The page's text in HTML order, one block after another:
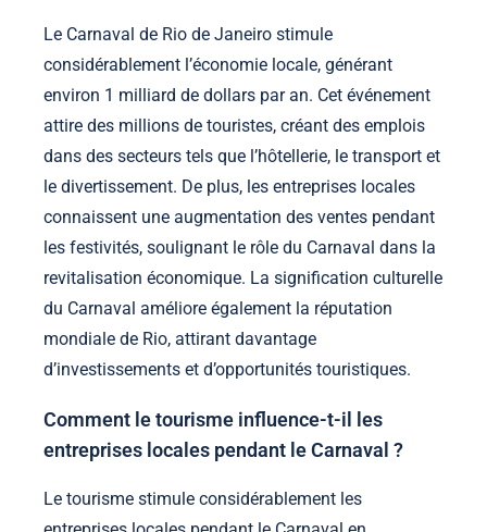
Le Carnaval de Rio de Janeiro stimule
considérablement l’économie locale, générant
environ 1 milliard de dollars par an. Cet événement
attire des millions de touristes, créant des emplois
dans des secteurs tels que l’hôtellerie, le transport et
le divertissement. De plus, les entreprises locales
connaissent une augmentation des ventes pendant
les festivités, soulignant le rôle du Carnaval dans la
revitalisation économique. La signification culturelle
du Carnaval améliore également la réputation
mondiale de Rio, attirant davantage
d’investissements et d’opportunités touristiques.
Comment le tourisme influence-t-il les
entreprises locales pendant le Carnaval ?
Le tourisme stimule considérablement les